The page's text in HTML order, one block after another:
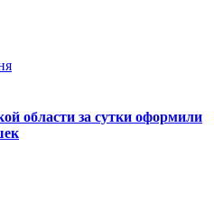
области за сутки оформили